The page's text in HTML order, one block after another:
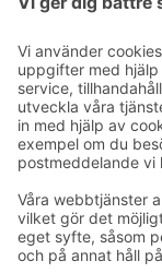
Ta kontakt
Kontaktuppgifter
Feedback
Sokos Hotels